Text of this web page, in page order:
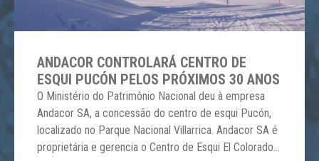
ANDACOR CONTROLARÁ CENTRO DE
ESQUI PUCÓN PELOS PRÓXIMOS 30 ANOS
O Ministério do Patrimônio Nacional deu à empresa
Andacor SA, a concessão do centro de esqui Pucón,
localizado no Parque Nacional Villarrica. Andacor SA é
proprietária e gerencia o Centro de Esqui El Colorado e